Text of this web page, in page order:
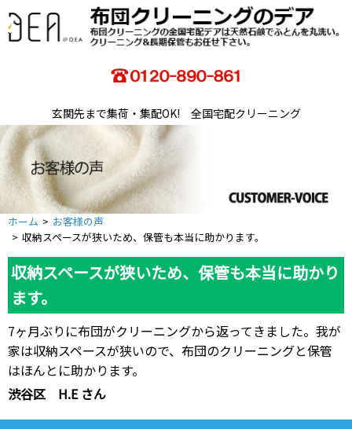
玄関先まで集荷・集配OK! 全国宅配クリーニング
ホーム
お客様の声
収納スペースが狭いため、保管も本当に助かります。
収納スペースが狭いため、保管も本当に助かり
ます。
7ヶ月ぶりに布団がクリーニングから返ってきました。我が
家は収納スペースが狭いので、布団のクリーニングと保管
はほんとに助かります。
渋谷区 H.E さん